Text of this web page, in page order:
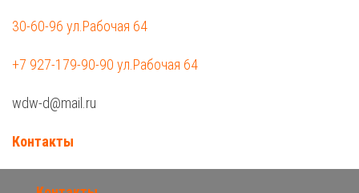
30-60-96 ул.Рабочая 64
+7 927-179-90-90 ул.Рабочая 64
wdw-d@mail.ru
Контакты